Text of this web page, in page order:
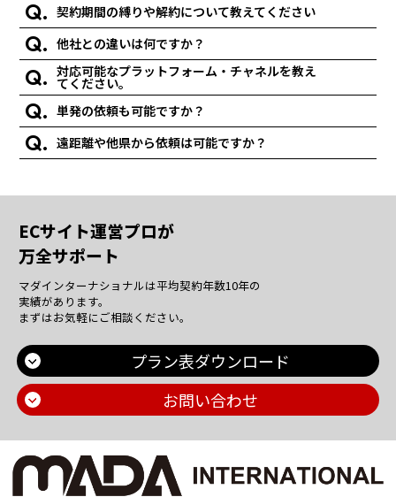
契約期間の縛りや解約について教えてください
他社との違いは何ですか？
対応可能なプラットフォーム・チャネルを教え
てください。
単発の依頼も可能ですか？
遠距離や他県から依頼は可能ですか？
ECサイト運営プロが
万全サポート
マダインターナショナルは平均契約年数10年の
実績があります。
まずはお気軽にご相談ください。
プラン表ダウンロード
お問い合わせ